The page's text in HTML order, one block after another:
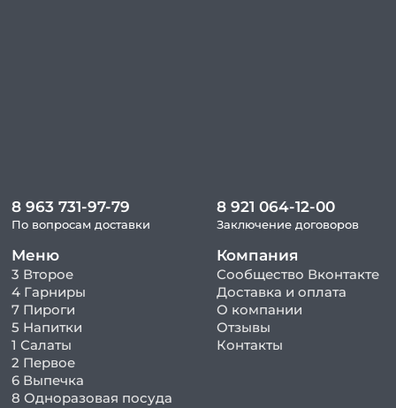
8 963 731-97-79
По вопросам доставки
Меню
3 Второе
4 Гарниры
7 Пироги
5 Напитки
1 Салаты
2 Первое
6 Выпечка
8 Одноразовая посуда
8 921 064-12-00
Заключение договоров
Компания
Сообщество Вконтакте
Доставка и оплата
О компании
Отзывы
Контакты